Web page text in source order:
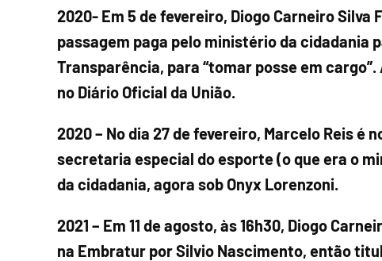
2020- Em 5 de fevereiro, Diogo Carneiro
passagem paga pelo ministério da cidadania
Transparência, para “tomar posse em
no Diário Oficial da União.
2020 – No dia 27 de fevereiro, Marcelo Reis é
secretaria especial do esporte (o que era o
da cidadania, agora sob Onyx Lorenzoni.
2021 – Em 11 de agosto, às 16h30, Diogo
na Embratur por Silvio Nascimento, então